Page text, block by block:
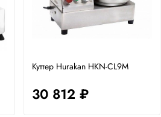
Куттер Hurakan HKN-CL9M
30 812 ₽